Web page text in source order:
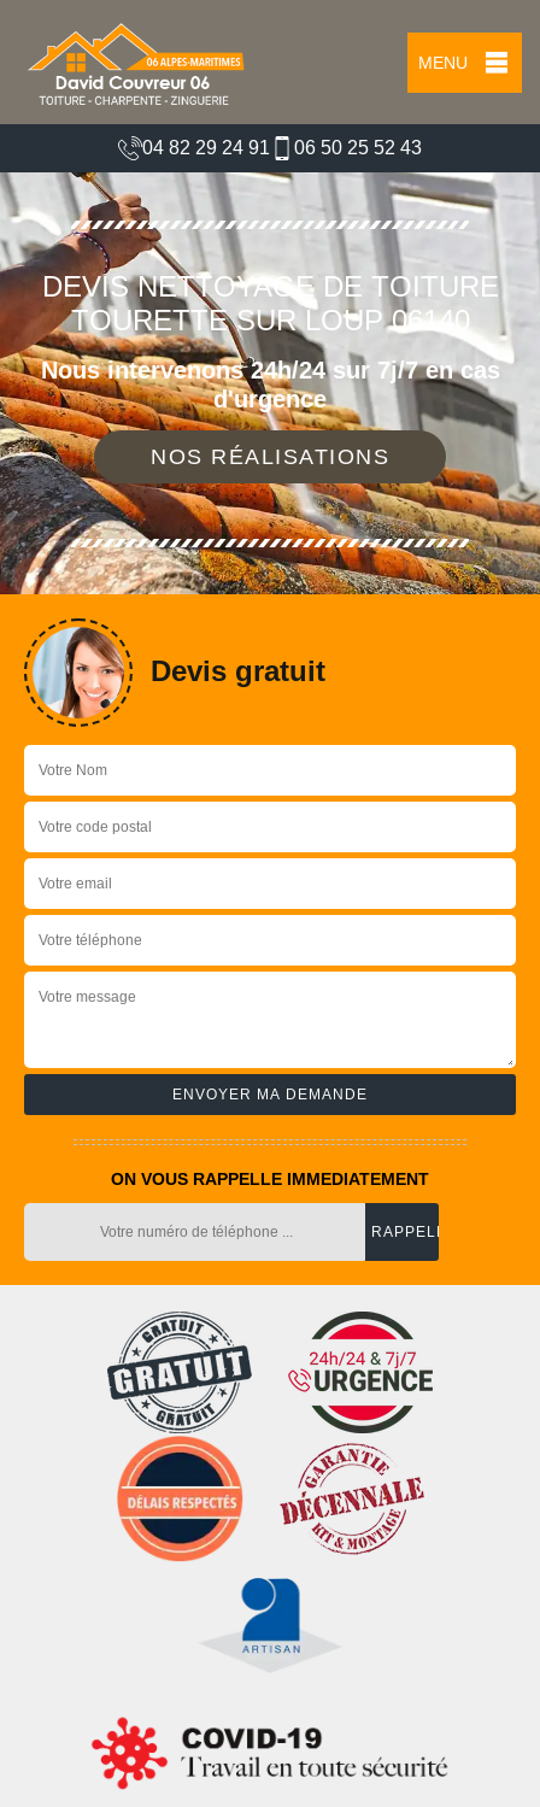
MENU
04 82 29 24 91 06 50 25 52 43
DEVIS NETTOYAGE DE TOITURE
TOURETTE SUR LOUP 06140
Nous intervenons 24h/24 sur 7j/7 en cas
d'urgence
NOS RÉALISATIONS
Devis gratuit
ON VOUS RAPPELLE IMMEDIATEMENT